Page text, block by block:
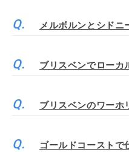
メルボルンとシドニ
ブリスベンでローカ
ブリスベンのワーホ
ゴールドコーストで